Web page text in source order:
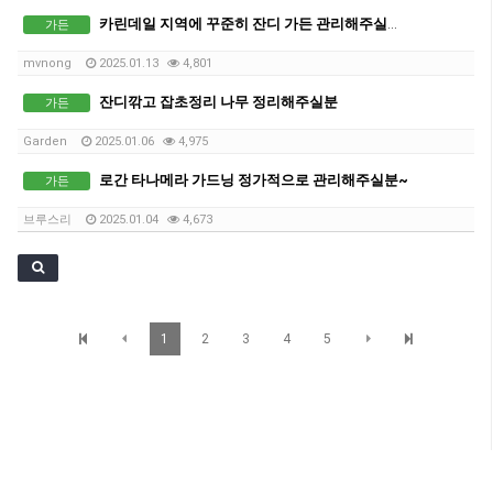
가든 카린데일 지역에 꾸준히 잔디 가든 관리해주실분 구합니다.
mvnong 2025.01.13 4,801
가든 잔디깎고 잡초정리 나무 정리해주실분
Garden 2025.01.06 4,975
가든 로간 타나메라 가드닝 정가적으로 관리해주실분~
브루스리 2025.01.04 4,673
1 2 3 4 5